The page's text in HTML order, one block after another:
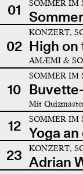
01 SOMMER IM
02
KONZERT,
High on
AMÆMI &
10
SOMMER IM
Mit
12 SOMMER IM
Yoga
23
KONZERT,
Adrian